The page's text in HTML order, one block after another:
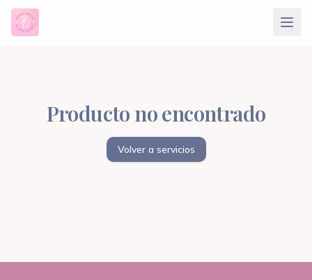
Producto no encontrado
Volver a servicios